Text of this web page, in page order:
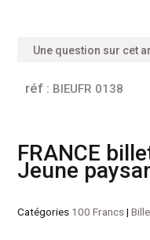
Une question sur cet
réf : BIEUFR 0138
FRANCE
Jeune
Catégories 100 Francs|